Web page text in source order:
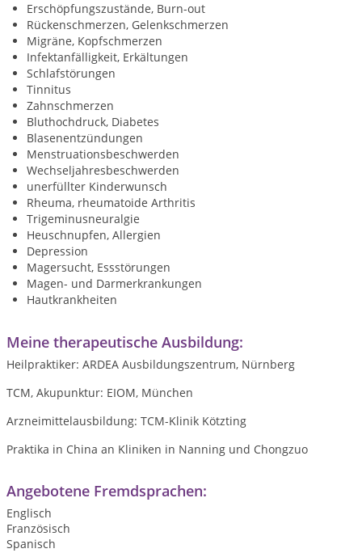
Erschöpfungszustände, Burn-out
Rückenschmerzen, Gelenkschmerzen
Migräne, Kopfschmerzen
Infektanfälligkeit, Erkältungen
Schlafstörungen
Tinnitus
Zahnschmerzen
Bluthochdruck, Diabetes
Blasenentzündungen
Menstruationsbeschwerden
Wechseljahresbeschwerden
unerfüllter Kinderwunsch
Rheuma, rheumatoide Arthritis
Trigeminusneuralgie
Heuschnupfen, Allergien
Depression
Magersucht, Essstörungen
Magen- und Darmerkrankungen
Hautkrankheiten
Meine therapeutische Ausbildung:
Heilpraktiker: ARDEA Ausbildungszentrum, Nürnberg
TCM, Akupunktur: EIOM, München
Arzneimittelausbildung: TCM-Klinik Kötzting
Praktika in China an Kliniken in Nanning und Chongzuo
Angebotene Fremdsprachen:
Englisch
Französisch
Spanisch